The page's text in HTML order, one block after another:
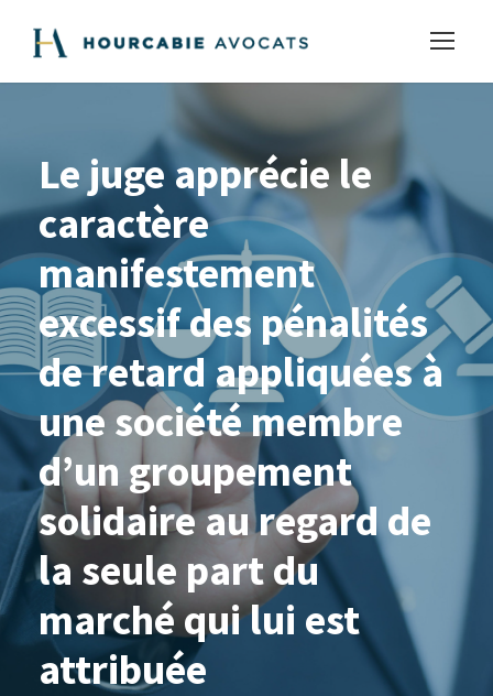
Le juge apprécie le
caractère
manifestement
excessif des pénalités
de retard appliquées à
une société membre
d’un groupement
solidaire au regard de
la seule part du
marché qui lui est
attribuée